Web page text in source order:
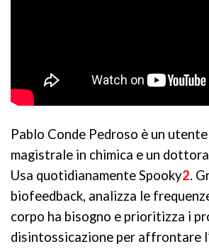
Pablo Conde Pedroso è un
magistrale in chimica e un
Usa quotidianamente Spooky2.
biofeedback, analizza le
corpo ha bisogno e prioritizza i
disintossicazione per affrontare